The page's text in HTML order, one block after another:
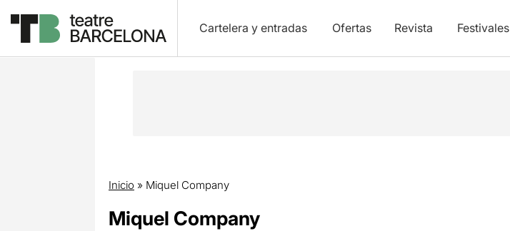
Cartelera y entradas Ofertas Revista Festivales
Inicio » Miquel Company
Miquel Company